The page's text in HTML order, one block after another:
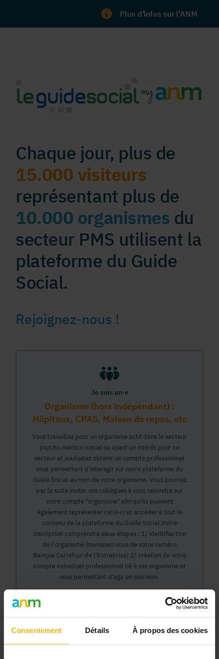
Consentement Détails À propos des cookies
Plus d'infos sur l'ANM
Chaque jour, plus de
15.000 visiteurs
représentant plus de
10.000 organismes du
secteur PMS utilisent la
plateforme du Guide
Social.
Rejoignez-nous !
Je suis un·e
Organisme (hors indépendant) :
Hôpitaux, CPAS, Maison de repos, etc
Vous travaillez pour un organisme actif dans le secteur
psycho-médico-social ou ayant un intérêt pour ce
secteur et souhaitez obtenir un compte professionnel
vous permettant d'interagir sur notre plateforme du
Guide Social au nom de votre organisme. Vous pourrez
par la suite inviter vos collègues à vous rejoindre sur
votre compte "organisme" afin qu'ils puissent
également représenter celui-ci et accéder à tout le
contenu de la plateforme du Guide Social.Votre
inscription comprendra deux étapes : 1/ identifiaction
de l'organisme (munissez-vous de votre numéro
Banque Carrefour de l'Entreprise) 2/ création de votre
compte individuel professionnel lié à cet organisme et
vous permettant d'agir en son nom.